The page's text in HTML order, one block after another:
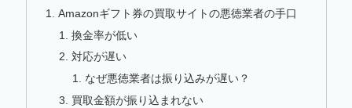
Amazonギフト券の買取サイトの悪徳業者の手口
換金率が低い
対応が遅い
なぜ悪徳業者は振り込みが遅い？
買取金額が振り込まれない